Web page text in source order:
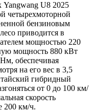
U8 2025
четырехмоторной
бензиновым
приводится в
мощностью 220
мощность 880 кВт
обеспечивая
на его вес в 3,5
гибридный
от 0 до 100 км/
скорость
200 км/ч.